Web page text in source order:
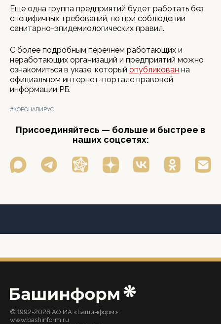
Еще одна группа предприятий будет работать без
специфичных требований, но при соблюдении
санитарно-эпидемиологических правил.
С более подробным перечнем работающих и
неработающих организаций и предприятий можно
ознакомиться в указе, который опубликован на
официальном интернет-портале правовой
информации РБ.
#КОРОНАВИРУС
Присоединяйтесь — больше и быстрее в
наших соцсетях:
© 1992-2026 АО ИА «Башинформ».
www.bashinform.ru